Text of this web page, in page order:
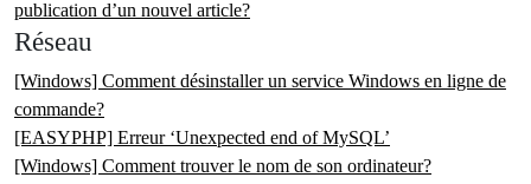
publication d’un nouvel article?
Réseau
[Windows] Comment désinstaller un service Windows en ligne de
commande?
[EASYPHP] Erreur ‘Unexpected end of MySQL’
[Windows] Comment trouver le nom de son ordinateur?